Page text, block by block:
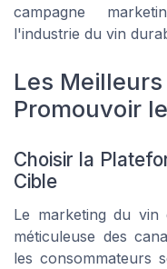
campagne
l'industrie du vin
Les
Promouvoir
Choisir la
Cible
Le marketing du vin
méticuleuse des
les consommateurs